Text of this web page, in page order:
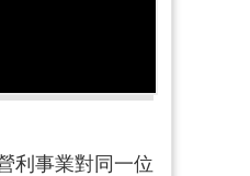
利事業對同一位